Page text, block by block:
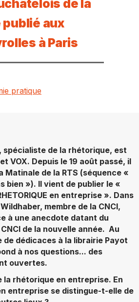
de la
aux
à Paris
pratique
spécialiste de la rhétorique, est
VOX. Depuis le 19 août passé, il
Matinale de la RTS (séquence «
bien »). Il vient de publier le «
en entreprise ». Dans
membre de la CNCI,
à une anecdote datant du
de la nouvelle année. Au
de dédicaces à la librairie Payot
à nos questions... des
ouvertes.
rhétorique en entreprise. En
entreprise se distingue-t-elle de